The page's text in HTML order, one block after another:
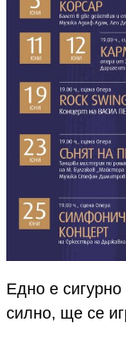
Едно е
силно, ще се